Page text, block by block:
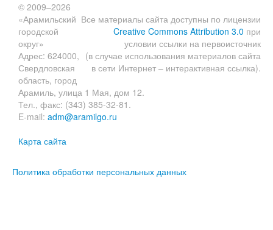
Все материалы сайта доступны по лицензии
Creative Commons Attribution 3.0 при
условии ссылки на первоисточник
(в случае использования материалов сайта
в сети Интернет – интерактивная ссылка).
© 2009–2026
«Арамильский
городской
округ»
Адрес: 624000,
Свердловская
область, город
Арамиль, улица 1 Мая, дом 12.
Тел., факс: (343) 385-32-81.
E-mail: adm@aramilgo.ru
Карта сайта
Политика обработки персональных данных